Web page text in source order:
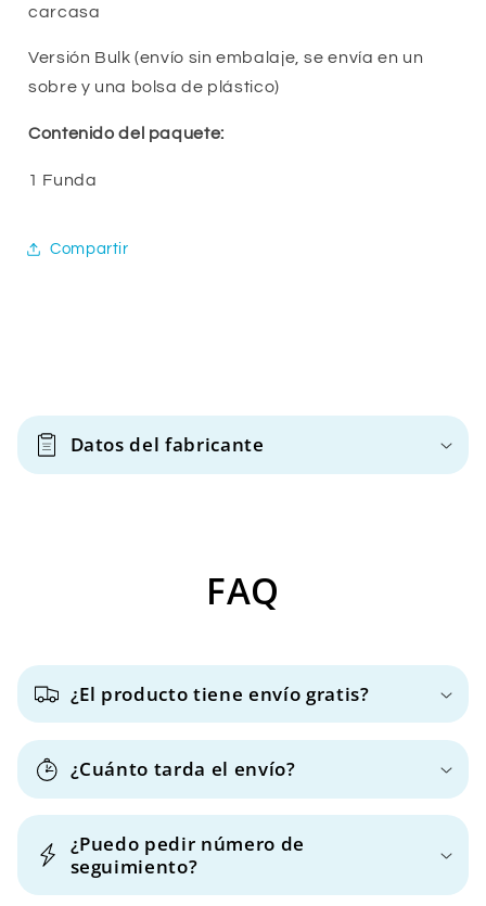
carcasa
Versión Bulk (envío sin embalaje, se envía en un
sobre y una bolsa de plástico)
Contenido del paquete:
1 Funda
Compartir
o
n
d
e
s
p
l
e
a
Datos del fabricante
FAQ
¿El producto tiene envío gratis?
¿Cuánto tarda el envío?
¿Puedo pedir número de
seguimiento?